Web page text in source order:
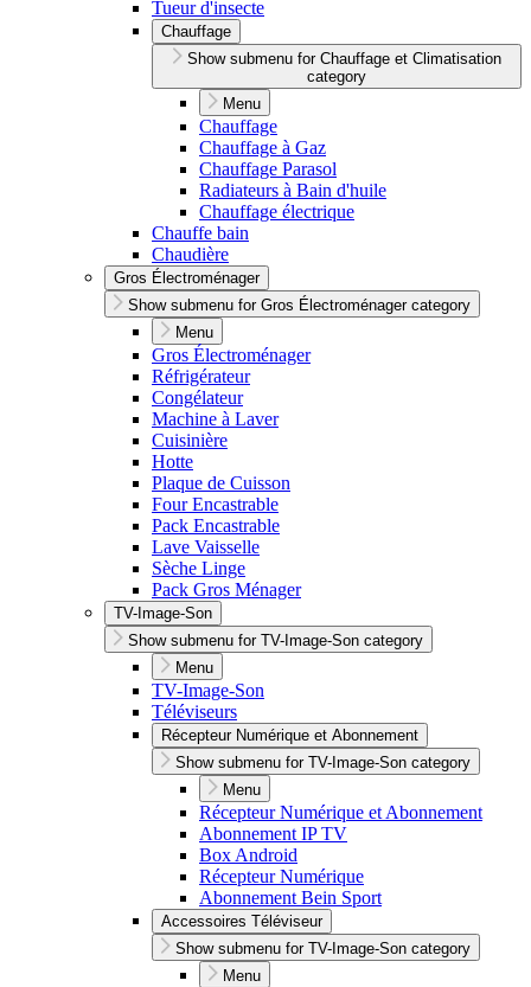
Tueur d'insecte
Chauffage
Show submenu for Chauffage et Climatisation
category
Menu
Chauffage
Chauffage à Gaz
Chauffage Parasol
Radiateurs à Bain d'huile
Chauffage électrique
Chauffe bain
Chaudière
Gros Électroménager
Show submenu for Gros Électroménager category
Menu
Gros Électroménager
Réfrigérateur
Congélateur
Machine à Laver
Cuisinière
Hotte
Plaque de Cuisson
Four Encastrable
Pack Encastrable
Lave Vaisselle
Sèche Linge
Pack Gros Ménager
TV-Image-Son
Show submenu for TV-Image-Son category
Menu
TV-Image-Son
Téléviseurs
Récepteur Numérique et Abonnement
Show submenu for TV-Image-Son category
Menu
Récepteur Numérique et Abonnement
Abonnement IP TV
Box Android
Récepteur Numérique
Abonnement Bein Sport
Accessoires Téléviseur
Show submenu for TV-Image-Son category
Menu